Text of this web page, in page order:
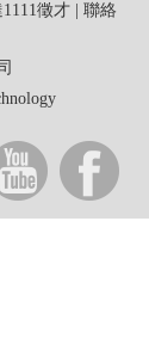
1111徵才
聯絡